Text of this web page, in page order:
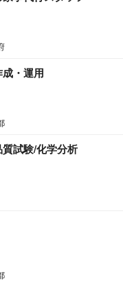
・運用
試験/化学分析